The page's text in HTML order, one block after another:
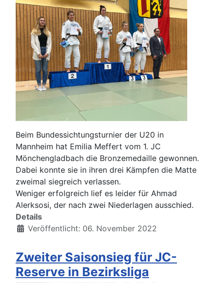
Beim Bundessichtungsturnier der U20 in
Mannheim hat Emilia Meffert vom 1. JC
Mönchengladbach die Bronzemedaille gewonnen.
Dabei konnte sie in ihren drei Kämpfen die Matte
zweimal siegreich verlassen.
Weniger erfolgreich lief es leider für Ahmad
Alerksosi, der nach zwei Niederlagen ausschied.
Details
Veröffentlicht: 06. November 2022
Zweiter Saisonsieg für JC-
Reserve in Bezirksliga